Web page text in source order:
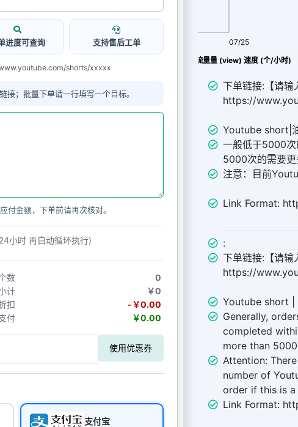
进度可查询 支持售后工单
shorts/xxxxx
接；批量下单请一行填写一个目标。
付金额，下单前请再次核对。
小时 再自动循环执行)
数
0
计
￥0
扣
-￥0.00
付
￥0.00
使用优惠券
支付宝
YouTube Shorts短视频流量量 (view) 速度 (个/小时)
07/25
下单链接:【请
https://
Youtube short|
一般低于5000
5000次的需要更
注意：目前
Link Format:
:
下单链接:【请
https://
Youtube short |
Generally,
completed
more than
Attention:
number of
order if this is a
Link Format: